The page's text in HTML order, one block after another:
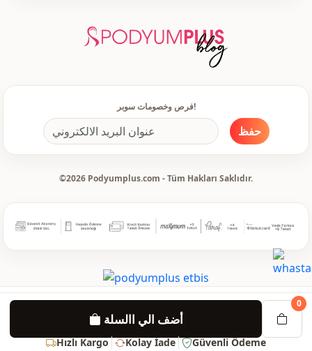
أضف الي االسلة
0
Hızlı Kargo Kolay İade Güvenli Ödeme
فرص وخصومات سوبر!
حفظ
©2026 Podyumplus.com - Tüm Hakları Saklıdır.